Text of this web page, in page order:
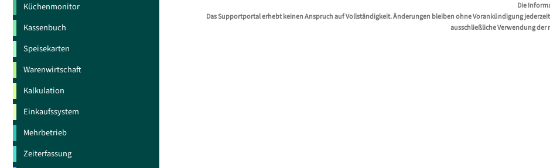
Küchenmonitor
Kassenbuch
Speisekarten
Warenwirtschaft
Kalkulation
Einkaufssystem
Mehrbetrieb
Zeiterfassung
Die
Das Supportportal erhebt keinen Anspruch auf Vollständigkeit. Änderungen bleiben ohne Vorankündigung
ausschließliche Verwendung